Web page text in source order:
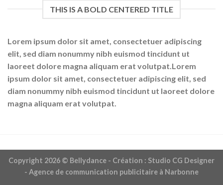
THIS IS A BOLD CENTERED TITLE
Lorem ipsum dolor sit amet, consectetuer adipiscing
elit, sed diam nonummy nibh euismod tincidunt ut
laoreet dolore magna aliquam erat volutpat.Lorem
ipsum dolor sit amet, consectetuer adipiscing elit, sed
diam nonummy nibh euismod tincidunt ut laoreet dolore
magna aliquam erat volutpat.
Copyright 2026 © Bellydance - Création : Studio CG Designer
- Agence de communication publicitaire à Narbonne